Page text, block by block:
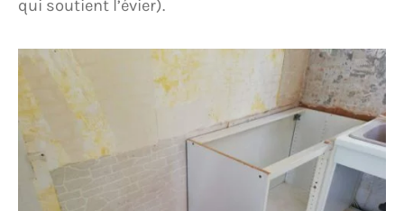
qui soutient l’évier).